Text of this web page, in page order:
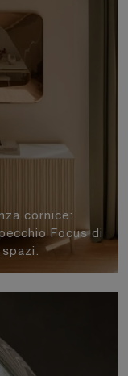
cornice:
Focus di